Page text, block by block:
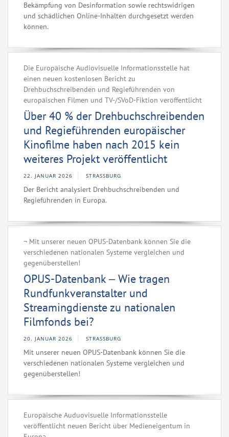
Bekämpfung von Desinformation sowie rechtswidrigen
und schädlichen Online-Inhalten durchgesetzt werden
können.
Die Europäische Audiovisuelle Informationsstelle hat
einen neuen kostenlosen Bericht zu
Drehbuchschreibenden und Regieführenden von
europäischen Filmen und TV-/SVoD-Fiktion veröffentlicht
Über 40 % der Drehbuchschreibenden
und Regieführenden europäischer
Kinofilme haben nach 2015 kein
weiteres Projekt veröffentlicht
22. JANUAR 2026 STRASSBURG
Der Bericht analysiert Drehbuchschreibenden und
Regieführenden in Europa.
¬ Mit unserer neuen OPUS-Datenbank können Sie die
verschiedenen nationalen Systeme vergleichen und
gegenüberstellen!
OPUS-Datenbank ‒ Wie tragen
Rundfunkveranstalter und
Streamingdienste zu nationalen
Filmfonds bei?
20. JANUAR 2026 STRASSBURG
­Mit unserer neuen OPUS-Datenbank können Sie die
verschiedenen nationalen Systeme vergleichen und
gegenüberstellen!
Europäische Auduovisuelle Informationsstelle
veröffentlicht neuen Bericht über Medieneigentum in